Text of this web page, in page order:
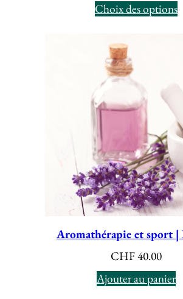
Choix des options
Aromathérapie et sport |
CHF40.00
Ajouter au panier